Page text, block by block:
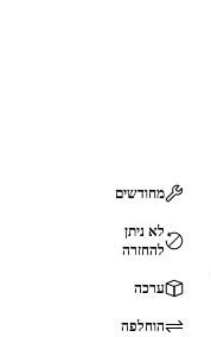
מחודשים
לא ניתן
להחזרה
ערכה
הוחלפה